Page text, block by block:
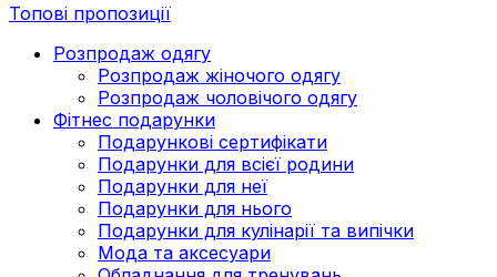
Топові пропозиції
Розпродаж одягу
Розпродаж жіночого одягу
Розпродаж чоловічого одягу
Фітнес подарунки
Подарункові сертифікати
Подарунки для всієї родини
Подарунки для неї
Подарунки для нього
Подарунки для кулінарії та випічки
Мода та аксесуари